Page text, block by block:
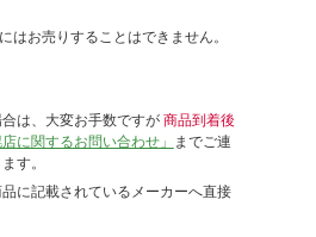
お売りすることはできません。
は、大変お手数ですが 商品到着後
に関するお問い合わせ」 までご連
す。
に記載されているメーカーへ直接